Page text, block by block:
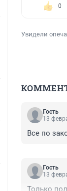
0
Увидели
Гость
13
Все по
Гость
13
Только